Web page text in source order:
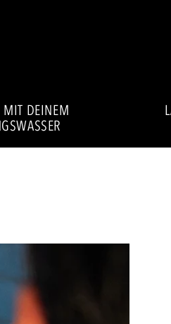
MIT DEINEM